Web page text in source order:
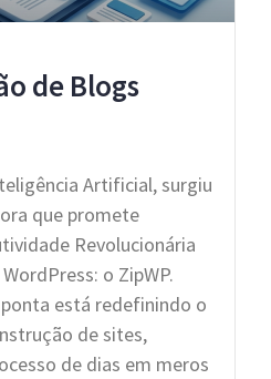
de Blogs
Artificial, surgiu
que promete
Revolucionária
o ZipWP.
está redefinindo o
de sites,
de dias em meros